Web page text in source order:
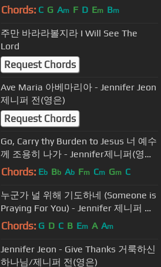
Chords: C G Am F D Em Bm
주만 바라라볼지라 I Will See The
Lord
Request Chords
Ave Maria 아베마리아 - Jennifer Jeon
제니퍼 전(영은)
Request Chords
Go, Carry thy Burden to Jesus 너 예수
께 조용히 나가 - Jennifer제니퍼(영은)
& Jessica제시카(혜성) Jeon 전
Chords: Eb Bb Ab Fm Cm Gm C
누군가 널 위해 기도하네 (Someone is
Praying For You) - Jennifer 제니퍼 전
(영은)
Chords: G D C B Em A Am
Jennifer Jeon - Give Thanks 거룩하신
하나님/제니퍼 전(영은)